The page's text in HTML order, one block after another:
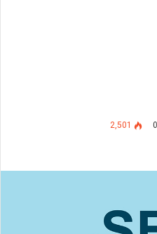
0
2,501